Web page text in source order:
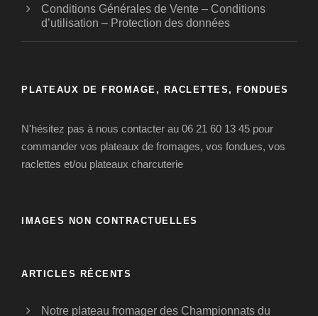
Conditions Générales de Vente – Conditions
d’utilisation – Protection des données
PLATEAUX DE FROMAGE, RACLETTES, FONDUES
N'hésitez pas à nous contacter au 06 21 60 13 45 pour
commander vos plateaux de fromages, vos fondues, vos
raclettes et/ou plateaux charcuterie
IMAGES NON CONTRACTUELLES
ARTICLES RÉCENTS
Notre plateau fromager des Championnats du